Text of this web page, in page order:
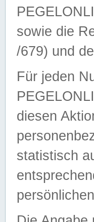
sowie die
/679) und
Für jeden
diesen
statistisch